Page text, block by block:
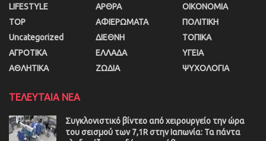
LIFESTYLE
TOP
Uncategorized
ΑΓΡΟΤΙΚΑ
ΑΘΛΗΤΙΚΑ
ΑΡΘΡΑ
ΑΦΙΕΡΩΜΑΤΑ
ΔΙΕΘΝΗ
ΕΛΛΑΔΑ
ΖΩΔΙΑ
ΟΙΚΟΝΟΜΙΑ
ΠΟΛΙΤΙΚΗ
ΤΟΠΙΚΑ
ΥΓΕΙΑ
ΨΥΧΟΛΟΓΙΑ
ΤΕΛΕΥΤΑΙΑ ΝΕΑ
Συγκλονιστικό βίντεο από χειρουργείο την ώρα
του σεισμού των 7,1R στην Ιαπωνία: Τα πάντα